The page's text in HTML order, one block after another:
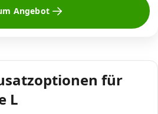
Angebot
für
L